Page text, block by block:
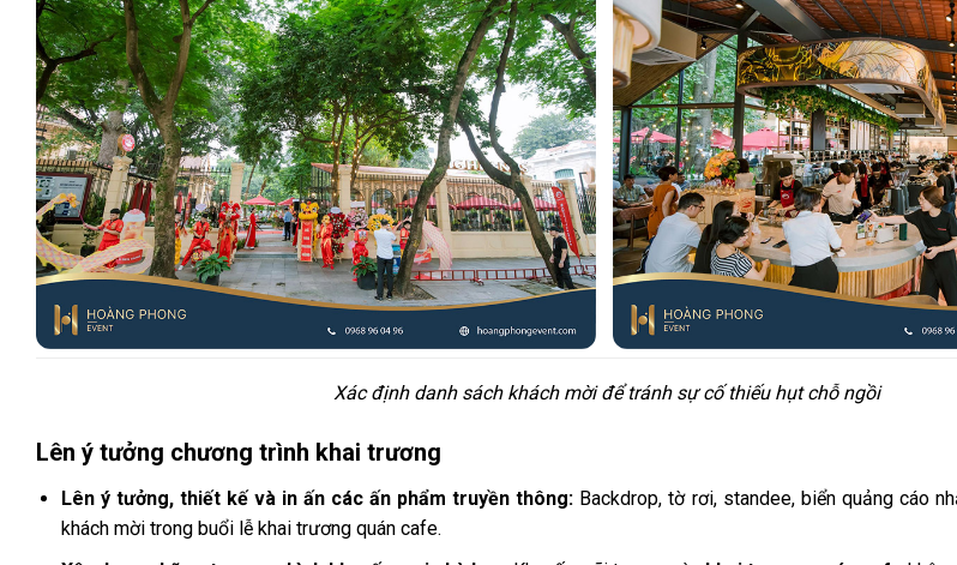
Xác định danh sách khách mời để tránh sự cố thiếu hụt chỗ ngồi
Lên ý tưởng chương trình khai trương
Lên ý tưởng, thiết kế và in ấn các ấn phẩm truyền thông: Backdrop, tờ rơi, standee, biển quảng cáo
khách mời trong buổi lễ khai trương quán cafe.